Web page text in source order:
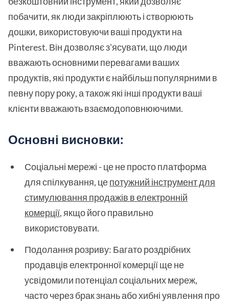
побачити, як люди закріплюють і створюють
дошки, використовуючи ваші продукти на
Pinterest. Він дозволяє з'ясувати, що люди
вважають основними перевагами ваших
продуктів, які продукти є найбільш популярними в
певну пору року, а також які інші продукти ваші
клієнти вважають взаємодоповнюючими.
Основні висновки:
Соціальні мережі - це не просто платформа
для спілкування, цепотужний інструмент для
стимулювання продажів в електронній
комерції, якщо його правильно
використовувати.
Подолання розриву: Багато роздрібних
продавців електронної комерції ще не
усвідомили потенціал соціальних мереж,
часто через брак знань або хибні уявлення про